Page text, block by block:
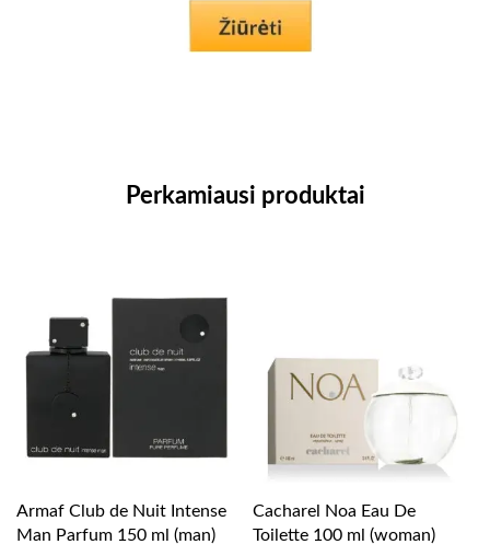
Perkamiausi produktai
Armaf Club de Nuit Intense
Man Parfum 150 ml (man)
Cacharel Noa Eau De
Toilette 100 ml (woman)